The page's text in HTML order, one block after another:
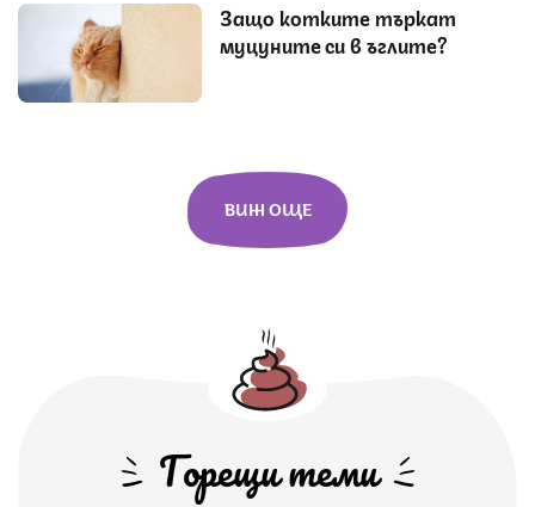
Защо котките търкат
муцуните си в ъглите?
ВИЖ ОЩЕ
Горещи теми